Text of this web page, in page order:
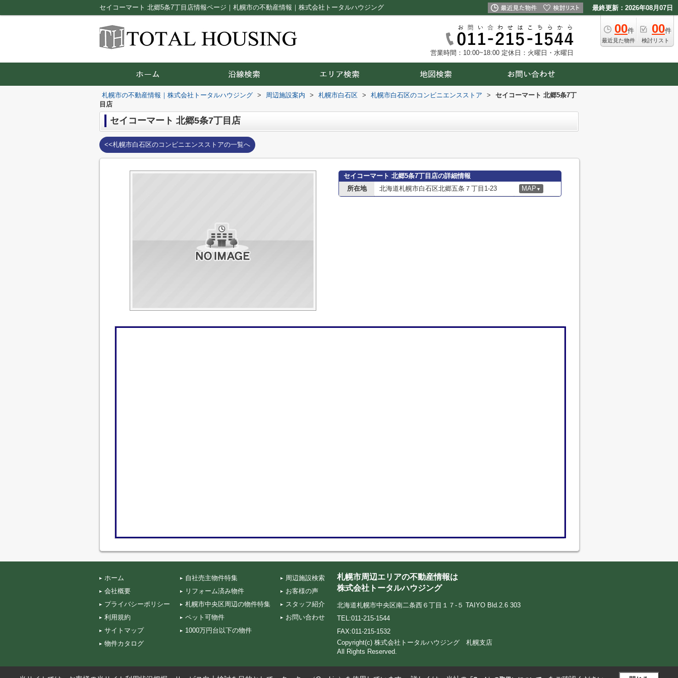
セイコーマート 北郷5条7丁目店情報ページ｜札幌市の不動産情報｜株式会社トータルハウジング 最終更新：2026年08月07日
00件
最近見た物件
00件
検討リスト
営業時間：10:00~18:00 定休日：火曜日・水曜日
札幌市の不動産情報｜株式会社トータルハウジング > 周辺施設案内 > 札幌市白石区 > 札幌市白石区のコンビニエンスストア >
セイコーマート 北郷5条7丁
目店
セイコーマート 北郷5条7丁目店
<<札幌市白石区のコンビニエンスストアの一覧へ
セイコーマート 北郷5条7丁目店の詳細情報
所在地
北海道札幌市白石区北郷五条７丁目1-23 MAP ▼
ホーム
会社概要
プライバシーポリシー
利用規約
サイトマップ
物件カタログ
自社売主物件特集
リフォーム済み物件
札幌市中央区周辺の物件特集
ペット可物件
1000万円台以下の物件
周辺施設検索
お客様の声
スタッフ紹介
お問い合わせ
札幌市周辺エリアの不動産情報は
株式会社トータルハウジング
北海道札幌市中央区南二条西６丁目１７‐５ TAIYO Bld.2.6 303
TEL:011-215-1544
FAX:011-215-1532
Copyright(c) 株式会社トータルハウジング 札幌支店
All Rights Reserved.